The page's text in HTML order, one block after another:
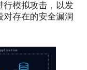
行模拟攻击，以发
存在的安全漏洞